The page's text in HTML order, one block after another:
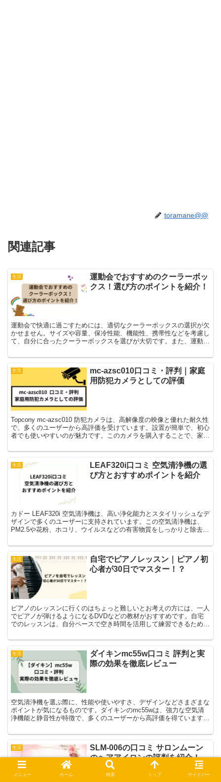
toramane@@
関連記事
生活
運動会でおすすめのクーラーボッ
クス！選び方のポイントを紹介！
運動会で快適に過ごすためには、適切なクーラーボックスの選択が欠
かせません。サイズや容量、保冷性能、機能性、携帯性などを考慮し
て、自分に合ったクーラーボックスを選びが大切です。また、運動会
することも考慮して選択しましょう。
生活
mc-azsc010口コミ・評判｜家庭
用防犯カメラとしての評価
Topcony mc-azsc010 防犯カメラは、高解像度の映像と優れた耐久性
で、多くのユーザーから高評価を受けています。設置が簡単で、初心
者でも使いやすいのが魅力です。このカメラを購入することで、家庭
生活
LEAF320i口コミ 空気清浄機の選
び方とおすすめポイントを紹介
カドー LEAF320i 空気清浄機は、高い浄化能力とスタイリッシュなデ
ザインで多くのユーザーに支持されています。この空気清浄機は、
PM2.5や花粉、ホコリ、ウイルスなどの有害物質をしっかりと除去
生活
自宅でピアノレッスン｜ピアノ初
心者が30日でマスター！？
ピアノのレッスンに行くのはちょっと難しいとお考えの方には、一人
でピアノが弾けるようになるDVDなどの教材がおすすめです。自宅
でのレッスンは、自分ペースで空き時間を活用して練習できるため、
なる理由をご紹介します。
生活
ダイキンmc55w口コミ 評判と実
際の効果を徹底レビュー
空気清浄機を選ぶ際に、性能や使いやすさ、デザインなどさまざまな
ポイントが気になるものです。ダイキンのmc55wは、強力な空気清
浄機能と静音性が特徴で、多くのユーザーから高評価を得ています。
生活
SLM-006の口コミ サロンムーン
のヘアアイロンの評判を紹介！
メニュー ホーム 検索 トップ サイドバー